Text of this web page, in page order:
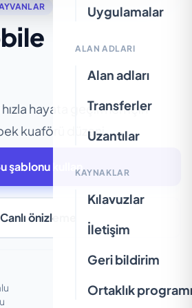
Uygulamalar
ALAN ADLARI
Alan adları
Transferler
Uzantılar
KAYNAKLAR
Kılavuzlar
İletişim
Geri bildirim
Ortaklık programı
hayata geçirmen için
kuaförü düzeni.
şablonu kullan
Canlı önizleme